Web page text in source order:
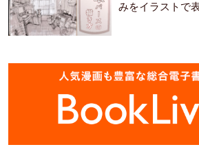
みをイラストで